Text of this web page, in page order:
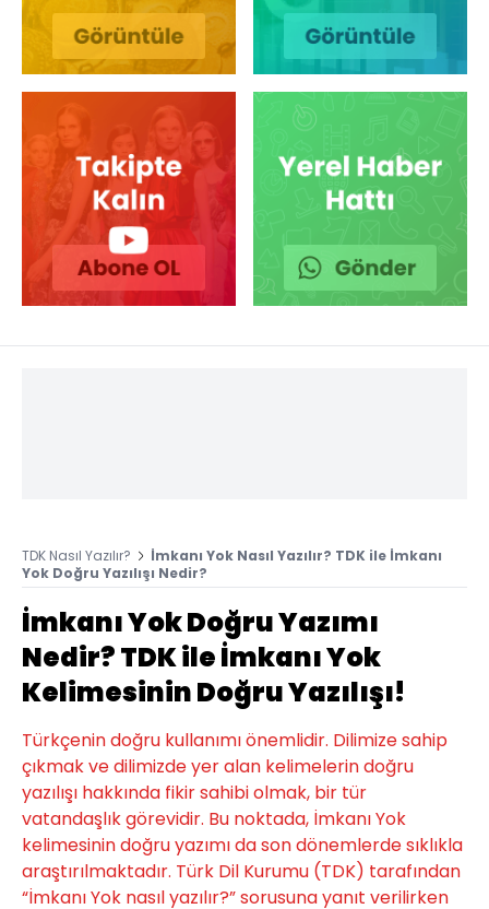
TDK Nasıl Yazılır?
İmkanı Yok Nasıl Yazılır? TDK ile İmkanı
Yok Doğru Yazılışı Nedir?
İmkanı Yok Doğru Yazımı
Nedir? TDK ile İmkanı Yok
Kelimesinin Doğru Yazılışı!
Türkçenin doğru kullanımı önemlidir. Dilimize sahip
çıkmak ve dilimizde yer alan kelimelerin doğru
yazılışı hakkında fikir sahibi olmak, bir tür
vatandaşlık görevidir. Bu noktada, İmkanı Yok
kelimesinin doğru yazımı da son dönemlerde sıklıkla
araştırılmaktadır. Türk Dil Kurumu (TDK) tarafından
“İmkanı Yok nasıl yazılır?” sorusuna yanıt verilirken